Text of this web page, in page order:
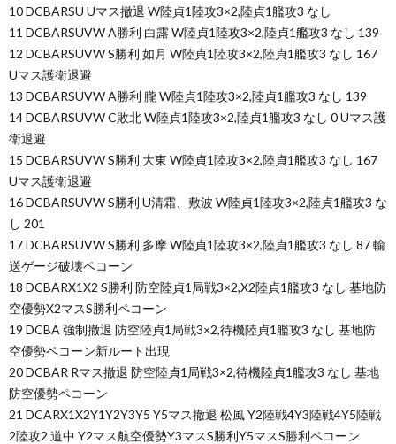
10 DCBARSU Uマス撤退 W陸貞1陸攻3×2,陸貞1艦攻3 なし
11 DCBARSUVW A勝利 白露 W陸貞1陸攻3×2,陸貞1艦攻3 なし 139
12 DCBARSUVW S勝利 如月 W陸貞1陸攻3×2,陸貞1艦攻3 なし 167
Uマス護衛退避
13 DCBARSUVW A勝利 朧 W陸貞1陸攻3×2,陸貞1艦攻3 なし 139
14 DCBARSUVW C敗北 W陸貞1陸攻3×2,陸貞1艦攻3 なし 0 Uマス護
衛退避
15 DCBARSUVW S勝利 大東 W陸貞1陸攻3×2,陸貞1艦攻3 なし 167
Uマス護衛退避
16 DCBARSUVW S勝利 U清霜、敷波 W陸貞1陸攻3×2,陸貞1艦攻3 な
し 201
17 DCBARSUVW S勝利 多摩 W陸貞1陸攻3×2,陸貞1艦攻3 なし 87 輸
送ゲージ破壊ペコーン
18 DCBARX1X2 S勝利 防空陸貞1局戦3×2,X2陸貞1艦攻3 なし 基地防
空優勢X2マスS勝利ペコーン
19 DCBA 強制撤退 防空陸貞1局戦3×2,待機陸貞1艦攻3 なし 基地防
空優勢ペコーン新ルート出現
20 DCBAR Rマス撤退 防空陸貞1局戦3×2,待機陸貞1艦攻3 なし 基地
防空優勢ペコーン
21 DCARX1X2Y1Y2Y3Y5 Y5マス撤退 松風 Y2陸戦4Y3陸戦4Y5陸戦
2陸攻2 道中 Y2マス航空優勢Y3マスS勝利Y5マスS勝利ペコーン